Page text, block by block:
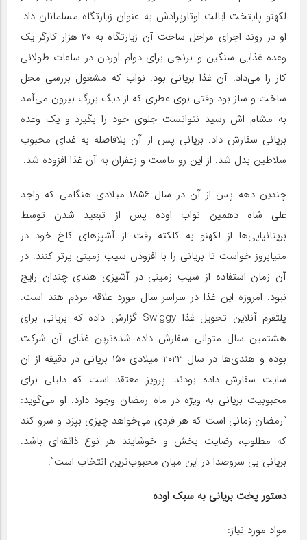
لکهنو پایتخت ایالت اوتارپرادش به عنوان زیارتگاه مسلمانان داد.
او در روند اجرای مراحل ساخت آن زیارتگاه به ۲۰ هزار کارگر یک
وعده غذایی سنگین و برنجی برای دوام اوردن در ساعات طولانی
کار را می‌داد: آن غذا بریانی بود. نواب که مشغول بررسی محل
ساخت و ساز بود وقتی بوی عطری که از دیگ بزرگ بیرون می‌آمد
به مشام اش رسید نتوانست جلوی خود را بگیرد و یک وعده
بریانی سفارش داد. بریانی پس از آن بلافاصله به غذای محبوب
سلاطین بدل شد. از این رو ماست و زعفران به آن غذا افزوده شد.
چندین دهه پس از آن در سال ۱۸۵۶ میلادی هنگامی که واجد
علی شاه دهمین نواب اوده پس از تبعید شدن توسط
بریتانیایی‌ها از لکهنو به کلکته رفت از آشپز‌های کاخ خود در
متیابروز خواست تا بریانی را با افزودن سیب زمینی پرتر کنند. در
آن زمان استفاده از سیب زمینی در آشپزی هندی چندان رایج
نبود. امروزه این غذا در سراسر سال مورد علاقه مردم هند است.
پلتفرم آنلاین تحویل غذا Swiggy گزارش داده که بریانی برای
هشتمین سال متوالی سفارش داده شده‌ترین غذای آن شرکت
بوده و هندی‌ها در سال ۲۰۲۳ میلادی ۱۵۰ بریانی در دقیقه از ان
سایت سفارش داده بودند. پرویز معتقد است که دلیلی برای
محبوبیت بریانی به ویژه در ماه رمضان وجود دارد. او می‌گوید:
“رمضان زمانی است که هر فردی می‌خواهد چیزی بپزد و سرو کند
که مطلوب، رضایت بخش و خوشایند هر نوع ذائقه‌ای باشد.
بریانی بی سروصدا در این میان محبوب‌ترین انتخاب است”.
دستور پخت بریانی به سبک اوده
مواد مورد نیاز: